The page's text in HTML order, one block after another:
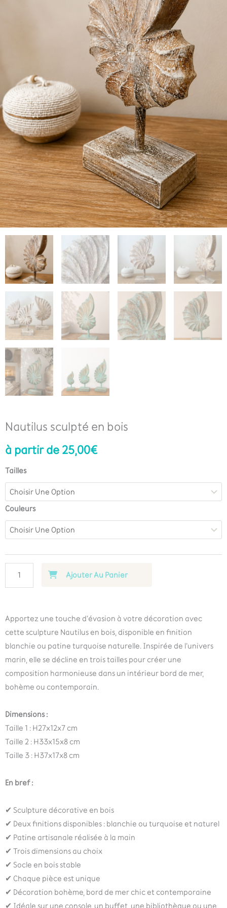
Nautilus sculpté en bois
à partir de 25,00€
Tailles
Couleurs
Ajouter Au Panier
Apportez une touche d’évasion à votre décoration avec
cette sculpture Nautilus en bois, disponible en finition
blanchie ou patine turquoise naturelle. Inspirée de l’univers
marin, elle se décline en trois tailles pour créer une
composition harmonieuse dans un intérieur bord de mer,
bohème ou contemporain.
Dimensions :
Taille 1 : H27x12x7 cm
Taille 2 : H33x15x8 cm
Taille 3 : H37x17x8 cm
En bref :
✔ Sculpture décorative en bois
✔ Deux finitions disponibles : blanchie ou turquoise et naturel
✔ Patine artisanale réalisée à la main
✔ Trois dimensions au choix
✔ Socle en bois stable
✔ Chaque pièce est unique
✔ Décoration bohème, bord de mer chic et contemporaine
✔ Idéale sur une console, un buffet, une bibliothèque ou une